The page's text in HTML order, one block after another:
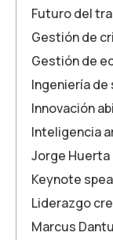
Futuro del
Gestión de
Gestión de
Ingeniería
Innovación
Inteligencia
Jorge Huerta
Keynote
Liderazgo
Marcus